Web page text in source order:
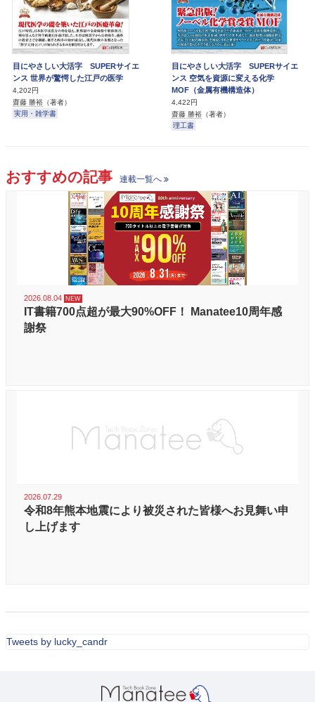
目にやさしい大活字 SUPERサイエ
ンス 世界が驚愕した江戸の医学
4,202円
齋藤 勝裕 （著者）
実用・雑学書
目にやさしい大活字 SUPERサイエ
ンス 空気を資源に変える化学
MOF（金属有機構造体）
4,422円
齋藤 勝裕 （著者）
理工書
おすすめの記事 連載一覧へ
2026.08.04
IT書籍700点超が最大90%OFF！ Manatee10周年感
謝祭
2026.07.29
令和8年熊本地震により被災された皆様へお見舞い申
し上げます
Tweets by lucky_candr